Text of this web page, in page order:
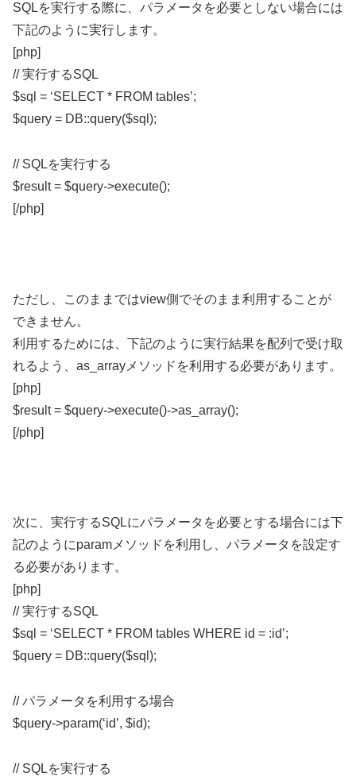
SQLを実行する際に、パラメータを必要としない場合には
下記のように実行します。
[php]
// 実行するSQL
$sql = ‘SELECT * FROM tables’;
$query = DB::query($sql);
// SQLを実行する
$result = $query->execute();
[/php]
ただし、このままではview側でそのまま利用することが
できません。
利用するためには、下記のように実行結果を配列で受け取
れるよう、as_arrayメソッドを利用する必要があります。
[php]
$result = $query->execute()->as_array();
[/php]
次に、実行するSQLにパラメータを必要とする場合には下
記のようにparamメソッドを利用し、パラメータを設定す
る必要があります。
[php]
// 実行するSQL
$sql = ‘SELECT * FROM tables WHERE id = :id’;
$query = DB::query($sql);
// パラメータを利用する場合
$query->param(‘id’, $id);
// SQLを実行する